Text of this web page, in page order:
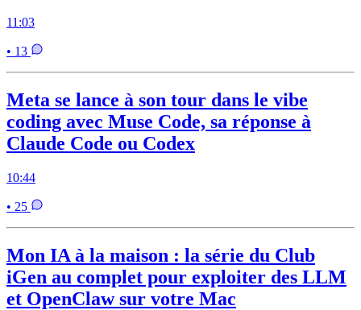
11:03
• 13
Meta se lance à son tour dans le vibe
coding avec Muse Code, sa réponse à
Claude Code ou Codex
10:44
• 25
Mon IA à la maison : la série du Club
iGen au complet pour exploiter des LLM
et OpenClaw sur votre Mac